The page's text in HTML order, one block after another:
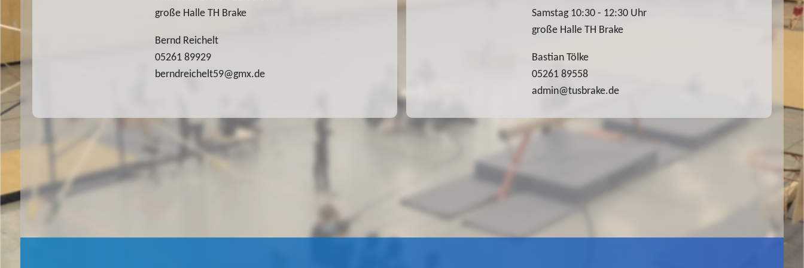
große Halle TH Brake
Bernd Reichelt
05261 89929
berndreichelt59@gmx.de
Samstag 10:30 - 12:30 Uhr
große Halle TH Brake
Bastian Tölke
05261 89558
admin@tusbrake.de